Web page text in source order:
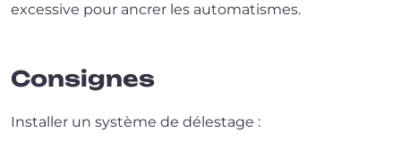
exces­sive pour ancrer les automatismes.
Consignes
Installer un sys­tème de délestage :